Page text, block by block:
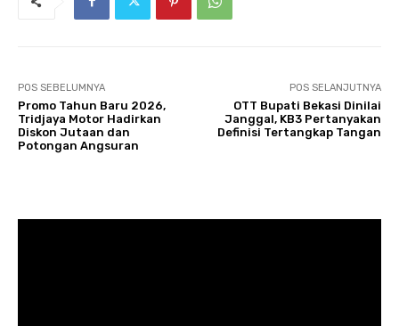
POS SEBELUMNYA
Promo Tahun Baru 2026,
Tridjaya Motor Hadirkan
Diskon Jutaan dan
Potongan Angsuran
POS SELANJUTNYA
OTT Bupati Bekasi Dinilai
Janggal, KB3 Pertanyakan
Definisi Tertangkap Tangan